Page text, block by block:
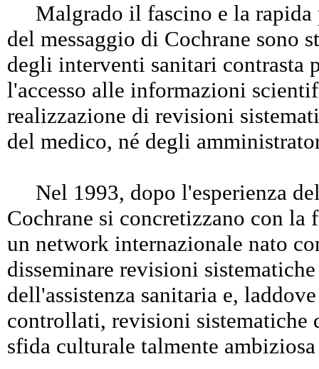
Malgrado il fascino e la rapida
del messaggio di Cochrane sono
degli interventi sanitari contrasta
l'accesso alle informazioni
realizzazione di revisioni
del medico, né degli
Nel 1993, dopo l'esperienza
Cochrane si concretizzano con
un network internazionale nato
disseminare revisioni
dell'assistenza sanitaria e,
controllati, revisioni sistematiche
sfida culturale talmente